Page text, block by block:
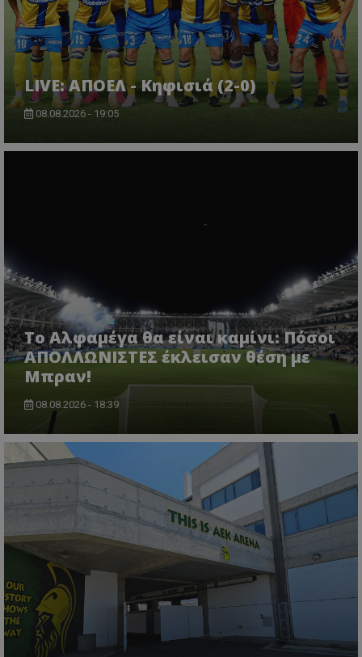
LIVE: ΑΠΟΕΛ - Κηφισιά (2-0)
08.08.2026 - 19:05
Το Αλφαμέγα θα είναι καμίνι: Πόσοι
ΑΠΟΛΛΩΝΙΣΤΕΣ έκλεισαν θέση με
Μπραν!
08.08.2026 - 18:39